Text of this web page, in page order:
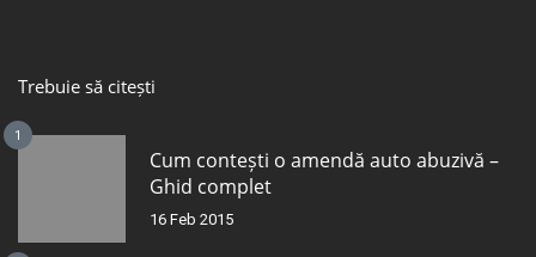
Trebuie să citești
1
Cum contești o amendă auto abuzivă –
Ghid complet
16 Feb 2015